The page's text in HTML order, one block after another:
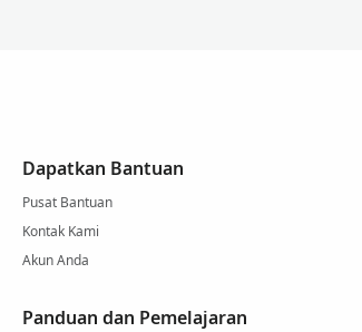
Dapatkan Bantuan
Pusat Bantuan
Kontak Kami
Akun Anda
Panduan dan Pemelajaran